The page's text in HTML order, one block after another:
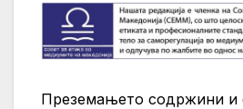
Преземањето содржини и